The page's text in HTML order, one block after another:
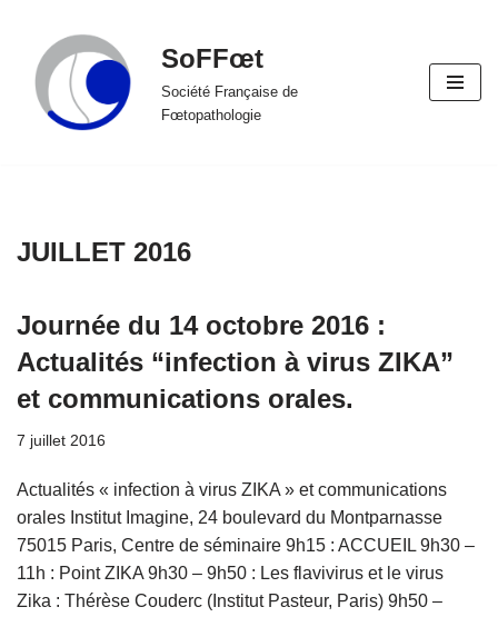
Aller
au
contenu
SoFFœt
Société Française de
Fœtopathologie
JUILLET 2016
Journée du 14 octobre 2016 :
Actualités “infection à virus ZIKA”
et communications orales.
7 juillet 2016
Actualités « infection à virus ZIKA » et communications
orales Institut Imagine, 24 boulevard du Montparnasse
75015 Paris, Centre de séminaire 9h15 : ACCUEIL 9h30 –
11h : Point ZIKA 9h30 – 9h50 : Les flavivirus et le virus
Zika : Thérèse Couderc (Institut Pasteur, Paris) 9h50 –